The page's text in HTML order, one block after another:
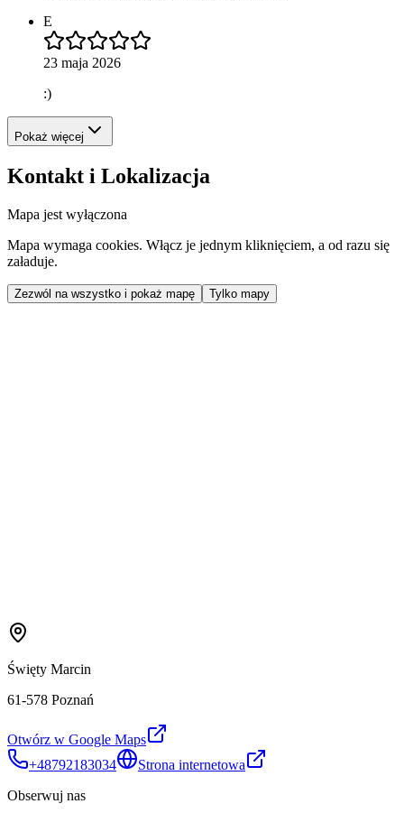
E
23 maja 2026
:)
Pokaż więcej
Kontakt i Lokalizacja
Mapa jest wyłączona
Mapa wymaga cookies. Włącz je jednym kliknięciem, a od razu się
załaduje.
Zezwól na wszystko i pokaż mapę Tylko mapy
Święty Marcin
61-578 Poznań
Otwórz w Google Maps
+48792183034
Strona internetowa
Obserwuj nas